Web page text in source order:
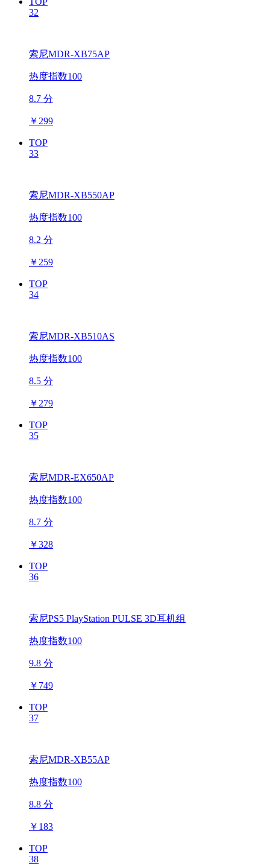
32
索尼MDR-XB75AP
热度指数100
8.7 分
￥ 299
TOP
33
索尼MDR-XB550AP
热度指数100
8.2 分
￥ 259
TOP
34
索尼MDR-XB510AS
热度指数100
8.5 分
￥ 279
TOP
35
索尼MDR-EX650AP
热度指数100
8.7 分
￥328
TOP
36
索尼PS5 PlayStation PULSE 3D耳机组
热度指数100
9.8 分
￥ 749
TOP
37
索尼MDR-XB55AP
热度指数100
8.8 分
￥ 183
TOP
38